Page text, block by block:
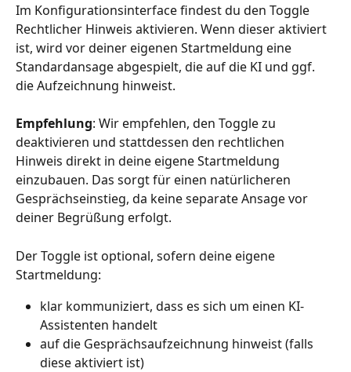
Im Konfigurationsinterface findest du den Toggle
Rechtlicher Hinweis aktivieren. Wenn dieser aktiviert
ist, wird vor deiner eigenen Startmeldung eine
Standardansage abgespielt, die auf die KI und ggf.
die Aufzeichnung hinweist.
Empfehlung: Wir empfehlen, den Toggle zu
deaktivieren und stattdessen den rechtlichen
Hinweis direkt in deine eigene Startmeldung
einzubauen. Das sorgt für einen natürlicheren
Gesprächseinstieg, da keine separate Ansage vor
deiner Begrüßung erfolgt.
Der Toggle ist optional, sofern deine eigene
Startmeldung:
klar kommuniziert, dass es sich um einen KI-
Assistenten handelt
auf die Gesprächsaufzeichnung hinweist (falls
diese aktiviert ist)